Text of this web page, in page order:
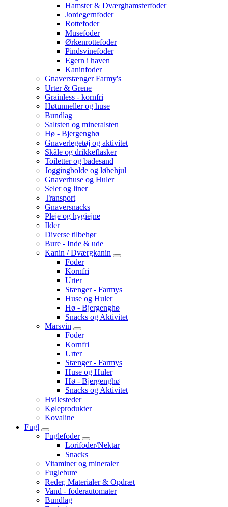
Hamster & Dværghamsterfoder
Jordegernfoder
Rottefoder
Musefoder
Ørkenrottefoder
Pindsvinefoder
Egern i haven
Kaninfoder
Gnaverstænger Farmy's
Urter & Grene
Grainless - kornfri
Høtunneller og huse
Bundlag
Saltsten og mineralsten
Hø - Bjergenghø
Gnaverlegetøj og aktivitet
Skåle og drikkeflasker
Toiletter og badesand
Joggingbolde og løbehjul
Gnaverhuse og Huler
Seler og liner
Transport
Gnaversnacks
Pleje og hygiejne
Ilder
Diverse tilbehør
Bure - Inde & ude
Kanin / Dværgkanin
Foder
Kornfri
Urter
Stænger - Farmys
Huse og Huler
Hø - Bjergenghø
Snacks og Aktivitet
Marsvin
Foder
Kornfri
Urter
Stænger - Farmys
Huse og Huler
Hø - Bjergenghø
Snacks og Aktivitet
Hvilesteder
Køleprodukter
Kovaline
Fugl
Fuglefoder
Lorifoder/Nektar
Snacks
Vitaminer og mineraler
Fuglebure
Reder, Materialer & Opdræt
Vand - foderautomater
Bundlag